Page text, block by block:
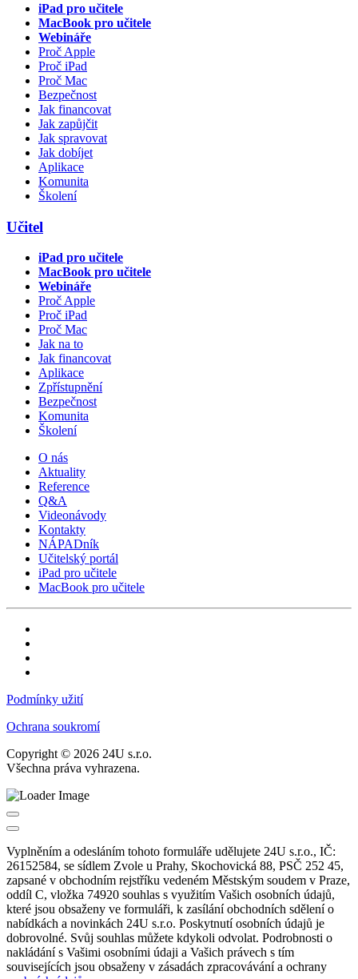
iPad pro učitele
MacBook pro učitele
Webináře
Proč Apple
Proč iPad
Proč Mac
Bezpečnost
Jak financovat
Jak zapůjčit
Jak spravovat
Jak dobíjet
Aplikace
Komunita
Školení
Učitel
iPad pro učitele
MacBook pro učitele
Webináře
Proč Apple
Proč iPad
Proč Mac
Jak na to
Jak financovat
Aplikace
Zpřístupnění
Bezpečnost
Komunita
Školení
O nás
Aktuality
Reference
Q&A
Videonávody
Kontakty
NÁPADník
Učitelský portál
iPad pro učitele
MacBook pro učitele
Podmínky užití
Ochrana soukromí
Copyright © 2026 24U s.r.o.
Všechna práva vyhrazena.
Vyplněním a odesláním tohoto formuláře udělujete 24U s.r.o., IČ:
26152584, se sídlem Zvole u Prahy, Skochovická 88, PSČ 252 45,
zapsané v obchodním rejstříku vedeném Městským soudem v Praze,
oddíl C, vložka 74920 souhlas s využitím Vašich osobních údajů,
které jsou obsaženy ve formuláři, k zasílání obchodních sdělení o
nabídkách a novinkách 24U s.r.o. Poskytnutí osobních údajů je
dobrovolné. Svůj souhlas můžete kdykoli odvolat. Podrobnosti o
nakládání s Vašimi osobními údaji a Vašich právech s tím
souvisejících jsou obsaženy v zásadách zpracovávání a ochrany